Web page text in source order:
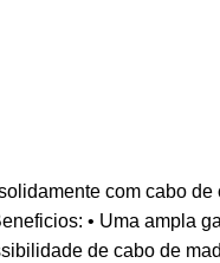
com cabo
• Uma
de cabo de